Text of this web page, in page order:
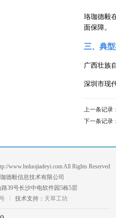
珞珈德毅
面保障。
三、典
广西壮族
深圳市现
上一条记录
下一条记录
www.hnluojiadeyi.com All Rights Reserved
德毅信息技术有限公司
39号长沙中电软件园5栋5层
技术支持： 天草工坊